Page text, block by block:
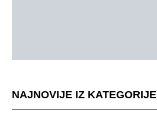
NAJNOVIJE IZ KATEGORIJE